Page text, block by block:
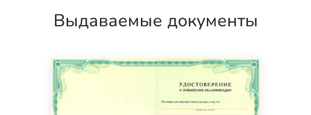
Выдаваемые документы